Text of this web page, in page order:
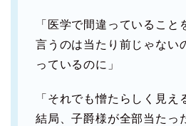
「医学で間違っていること
言うのは当たり前じゃない
っているのに」
「それでも憎たらしく見え
結局、子爵様が全部当たっ